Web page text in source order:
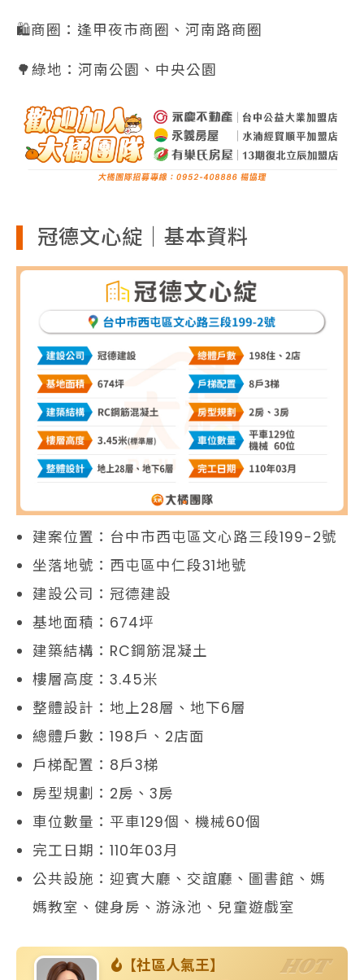
🛍️商圈：逢甲夜市商圈、河南路商圈
🌳綠地：河南公園、中央公園
冠德文心綻｜基本資料
建案位置：台中市西屯區文心路三段199-2號
坐落地號：西屯區中仁段31地號
建設公司：冠德建設
基地面積：674坪
建築結構：RC鋼筋混凝土
樓層高度：3.45米
整體設計：地上28層、地下6層
總體戶數：198戶、2店面
戶梯配置：8戶3梯
房型規劃：2房、3房
車位數量：平車129個、機械60個
完工日期：110年03月
公共設施：迎賓大廳、交誼廳、圖書館、媽
媽教室、健身房、游泳池、兒童遊戲室
【社區人氣王】 HOT